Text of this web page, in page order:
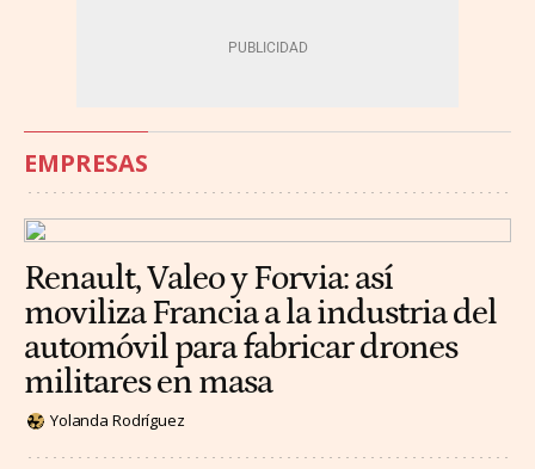
EMPRESAS
Renault, Valeo y Forvia: así
moviliza Francia a la industria del
automóvil para fabricar drones
militares en masa
Yolanda Rodríguez